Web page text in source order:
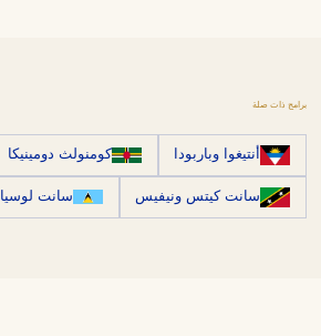
برامج ذات صلة
أنتيغوا وباربودا كومنولث دومينيكا
سانت كيتس ونيفيس سانت لوسيا